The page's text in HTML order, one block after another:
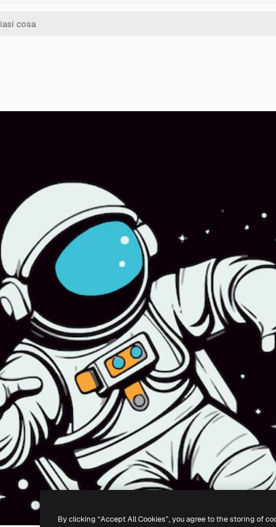
By clicking “Accept All Cookies”, you agree to the storing of